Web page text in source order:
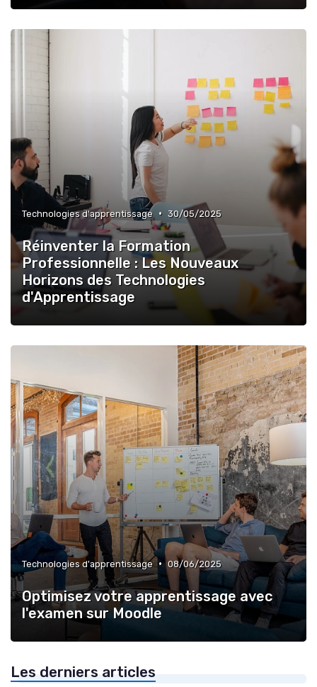
Technologies d'apprentissage • 30/05/2025
Réinventer la Formation
Professionnelle : Les Nouveaux
Horizons des Technologies
d'Apprentissage
Technologies d'apprentissage • 08/06/2025
Optimisez votre apprentissage avec
l'examen sur Moodle
Les derniers articles